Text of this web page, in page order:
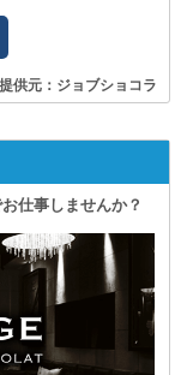
提供元：ジョブショコラ
仕事しませんか？